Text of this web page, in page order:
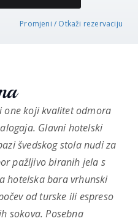
Promjeni / Otkaži rezervaciju
one koji kvalitet odmora
Glavni hotelski
švedskog stola nudi za
pažljivo biranih jela s
hotelska bara vrhunski
od turske ili espreso
sokova. Posebna